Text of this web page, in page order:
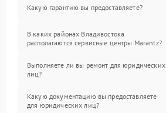
Какую гарантию вы предоставляете?
В каких районах Владивостока
располагаются сервисные центры Marantz?
Выполняете ли вы ремонт для юридических
лиц?
Какую документацию вы предоставляете
для юридических лиц?